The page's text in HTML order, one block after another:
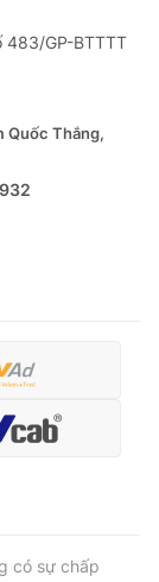
483/GP-BTTTT
Quốc Thắng,
có sự chấp